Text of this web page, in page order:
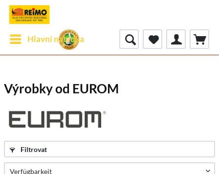
Hlavní nabídka
Výrobky od EUROM
Filtrovat